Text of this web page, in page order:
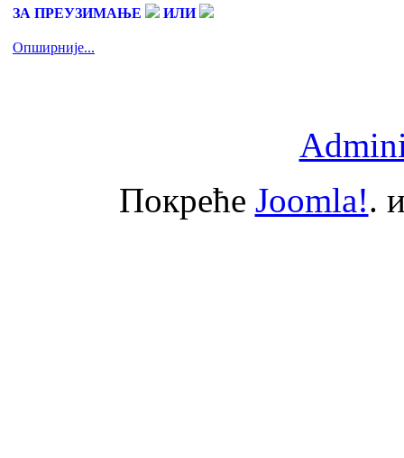
ЗА ПРЕУЗИМАЊЕ ИЛИ
Опширније...
Покреће Joomla!.